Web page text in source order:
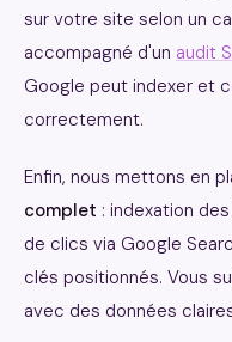
sur votre site selon un
accompagné d'un audit
Google peut indexer et
correctement.
Enfin, nous mettons en
complet : indexation
de clics via Google
clés positionnés. Vous
avec des données